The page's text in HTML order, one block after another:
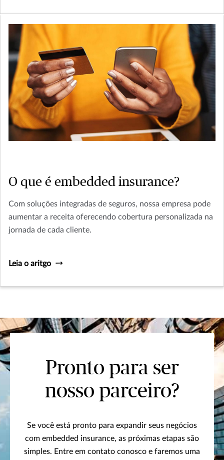
O que é embedded insurance?
Com soluções integradas de seguros, nossa empresa pode
aumentar a receita oferecendo cobertura personalizada na
jornada de cada cliente.
Leia o aritgo
Pronto para ser
nosso parceiro?
Se você está pronto para expandir seus negócios
com embedded insurance, as próximas etapas são
simples. Entre em contato conosco e faremos uma